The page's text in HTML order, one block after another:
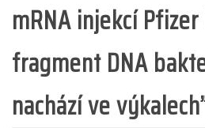
mRNA injekcí
fragment DNA
nachází ve výkalech